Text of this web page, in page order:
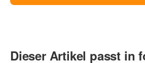
Dieser Artikel passt in